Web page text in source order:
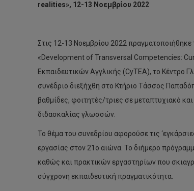
realities», 12-13 Νοεμβρίου 2022
Στις 12-13 Νοεμβρίου 2022
«Development of Transversal Competencies:
Εκπαιδευτικών Αγγλικής (CyTEA), το Κέντρο
συνέδριο διεξήχθη στο Κτήριο Τάσσος
βαθμίδες, φοιτητές/τριες σε μεταπτυχιακό
διδασκαλίας γλωσσών.
Το θέμα του συνεδρίου αφορούσε τις
εργασίας στον 21ο αιώνα. Το διήμερο
καθώς και πρακτικών εργαστηρίων που
σύγχρονη εκπαιδευτική πραγματικότητα.